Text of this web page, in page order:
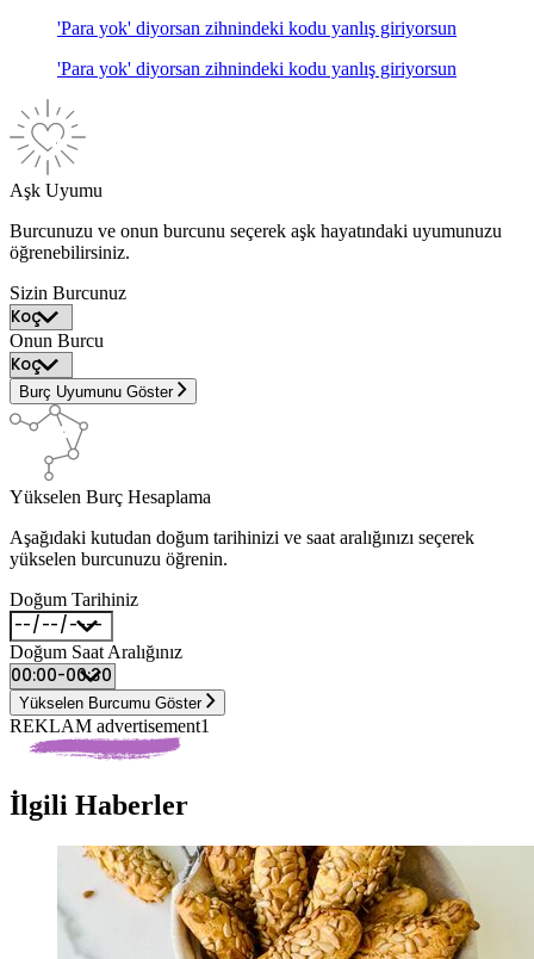
'Para yok' diyorsan zihnindeki kodu yanlış giriyorsun
'Para yok' diyorsan zihnindeki kodu yanlış giriyorsun
Aşk Uyumu
Burcunuzu ve onun burcunu seçerek aşk hayatındaki uyumunuzu
öğrenebilirsiniz.
Sizin Burcunuz
Onun Burcu
Burç Uyumunu Göster
Yükselen Burç Hesaplama
Aşağıdaki kutudan doğum tarihinizi ve saat aralığınızı seçerek
yükselen burcunuzu öğrenin.
Doğum Tarihiniz
Doğum Saat Aralığınız
Yükselen Burcumu Göster
REKLAM advertisement1
İlgili Haberler